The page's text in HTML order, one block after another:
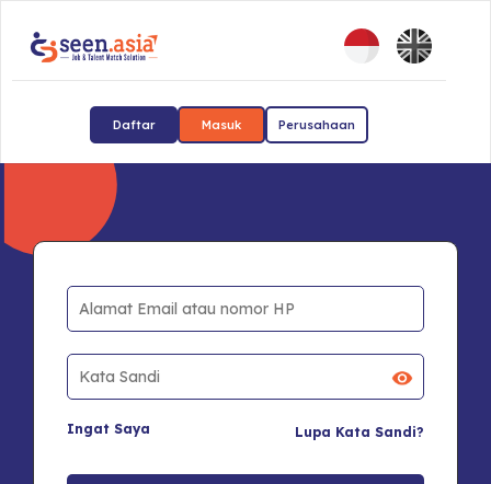
Daftar Masuk Perusahaan
Ingat Saya Lupa Kata Sandi?